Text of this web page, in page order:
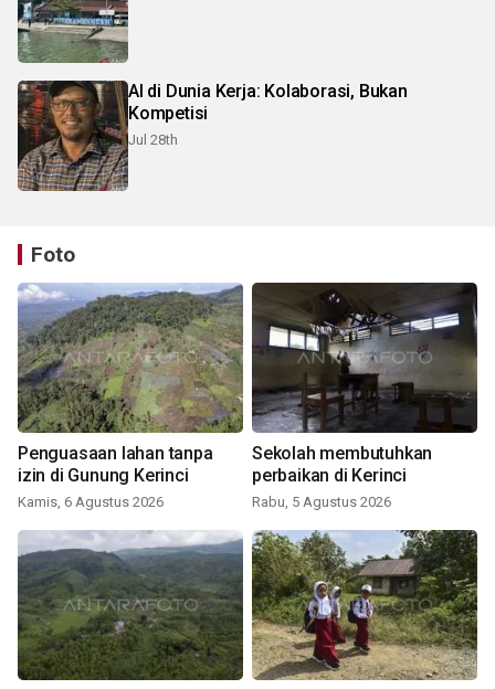
Al di Dunia Kerja: Kolaborasi, Bukan
Kompetisi
Jul 28th
Foto
Penguasaan lahan tanpa
izin di Gunung Kerinci
Kamis, 6 Agustus 2026
Sekolah membutuhkan
perbaikan di Kerinci
Rabu, 5 Agustus 2026